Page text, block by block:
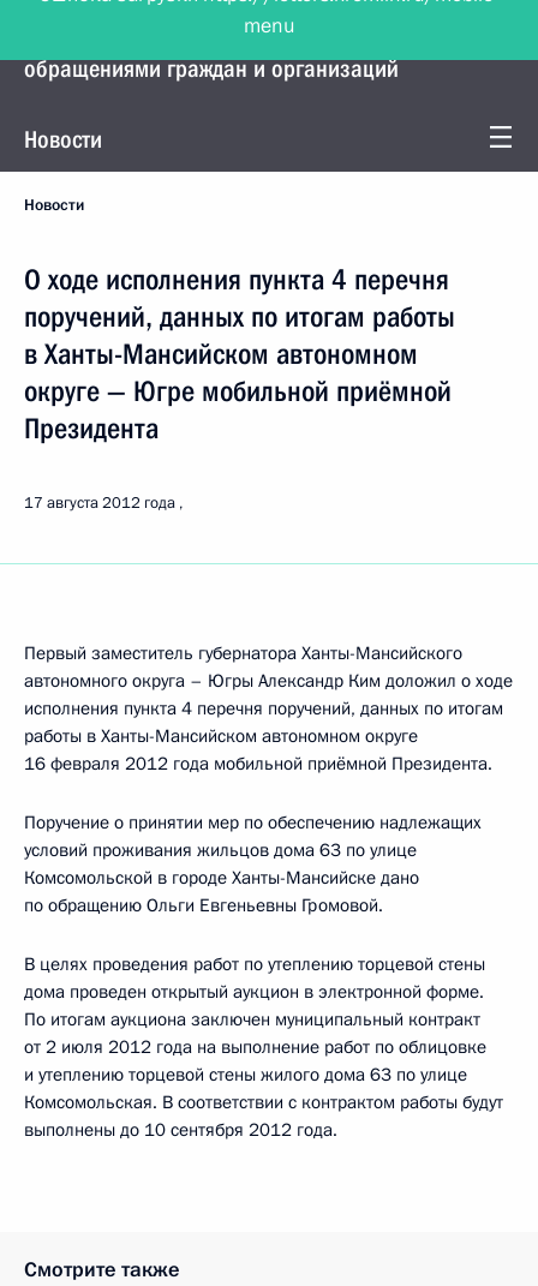
Управление Президента по работе с
обращениями граждан и организаций
Новости
Новости
О ходе исполнения пункта 4 перечня
поручений, данных по итогам работы
в Ханты-Мансийском автономном
округе — Югре мобильной приёмной
Президента
17 августа 2012 года
Первый заместитель губернатора Ханты-Мансийского
автономного округа – Югры Александр Ким доложил о ходе
исполнения пункта 4 перечня поручений, данных по итогам
работы в Ханты-Мансийском автономном округе
16 февраля 2012 года мобильной приёмной Президента.
Поручение о принятии мер по обеспечению надлежащих
условий проживания жильцов дома 63 по улице
Комсомольской в городе Ханты-Мансийске дано
по обращению Ольги Евгеньевны Громовой.
В целях проведения работ по утеплению торцевой стены
дома проведен открытый аукцион в электронной форме.
По итогам аукциона заключен муниципальный контракт
от 2 июля 2012 года на выполнение работ по облицовке
и утеплению торцевой стены жилого дома 63 по улице
Комсомольская. В соответствии с контрактом работы будут
выполнены до 10 сентября 2012 года.
Смотрите также
menu